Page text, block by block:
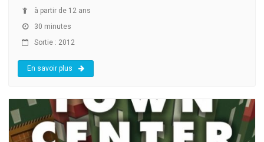
à partir de 12 ans
30 minutes
Sortie : 2012
En savoir plus